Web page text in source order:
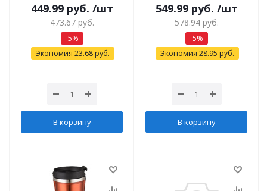
449.99руб. /шт
473.67руб.
-5%
Экономия 23.68 руб.
В корзину
549.99руб. /шт
578.94руб.
-5%
Экономия 28.95 руб.
В корзину